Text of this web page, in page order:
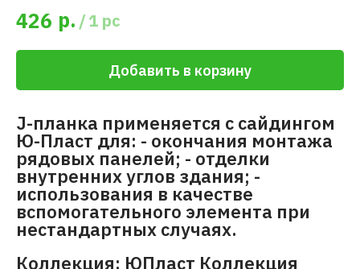
426 р. /1 pc
Добавить в корзину
J-планка применяется с сайдингом
Ю-Пласт для: - окончания монтажа
рядовых панелей; - отделки
внутренних углов здания; -
использования в качестве
вспомогательного элемента при
нестандартных случаях.
Коллекция: ЮПласт Коллекция